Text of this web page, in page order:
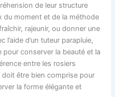
de leur structure
du moment et de la méthode
rajeunir, ou donner une
d’un tuteur parapluie,
conserver la beauté et la
entre les rosiers
être bien comprise pour
la forme élégante et